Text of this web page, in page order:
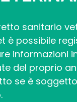
sanitario
è possibile
informazioni
del proprio
se è